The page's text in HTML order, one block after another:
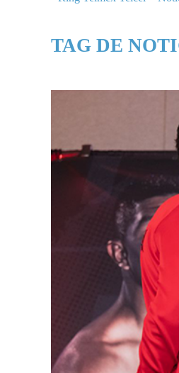
TAG DE